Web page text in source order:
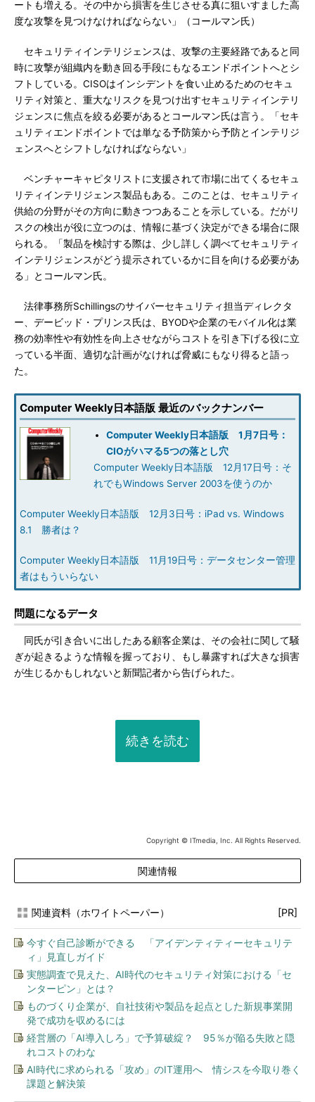
ートも増える。その中から損害を生じさせる真に狙いすました高
度な攻撃を見つけなければならない」（コールマン氏）
セキュリティインテリジェンスは、攻撃の主要経路であると同
時に攻撃が組織内を動き回る手段にもなるエンドポイントへとシ
フトしている。CISOはインシデントを食い止めるためのセキュ
リティ対策と、重大なリスクを見つけ出すセキュリティインテリ
ジェンスに焦点を絞る必要があるとコールマン氏は言う。「セキ
ュリティエンドポイントでは単なる予防策から予防とインテリジ
ェンスへとシフトしなければならない」
ベンチャーキャピタリストに支援されて市場に出てくるセキュ
リティインテリジェンス製品もある。このことは、セキュリティ
供給の分野がその方向に動きつつあることを示している。だがリ
スクの検出が役に立つのは、情報に基づく決定ができる場合に限
られる。「製品を検討する際は、少し詳しく調べてセキュリティ
インテリジェンスがどう提示されているかに目を向ける必要があ
る」とコールマン氏。
法律事務所Schillingsのサイバーセキュリティ担当ディレクタ
ー、デービッド・プリンス氏は、BYODや企業のモバイル化は業
務の効率性や有効性を向上させながらコストを引き下げる役に立
っている半面、適切な計画がなければ脅威にもなり得ると語っ
た。
Computer Weekly日本語版 最近のバックナンバー
Computer Weekly日本語版 1月7日号：
CIOがハマる5つの落とし穴
Computer Weekly日本語版 12月17日号：そ
れでもWindows Server 2003を使うのか
Computer Weekly日本語版 12月3日号：iPad vs. Windows
8.1 勝者は？
Computer Weekly日本語版 11月19日号：データセンター管理
者はもういらない
問題になるデータ
同氏が引き合いに出したある顧客企業は、その会社に関して騒
ぎが起きるような情報を握っており、もし暴露すれば大きな損害
が生じるかもしれないと新聞記者から告げられた。
続きを読む
Copyright © ITmedia, Inc. All Rights Reserved.
関連情報
関連資料（ホワイトペーパー） [PR]
今すぐ自己診断ができる 「アイデンティティーセキュリテ
ィ」見直しガイド
実態調査で見えた、AI時代のセキュリティ対策における「セ
ンターピン」とは？
ものづくり企業が、自社技術や製品を起点とした新規事業開
発で成功を収めるには
経営層の「AI導入しろ」で予算破綻？ 95％が陥る失敗と隠
れコストのわな
AI時代に求められる「攻め」のIT運用へ 情シスを今取り巻く
課題と解決策